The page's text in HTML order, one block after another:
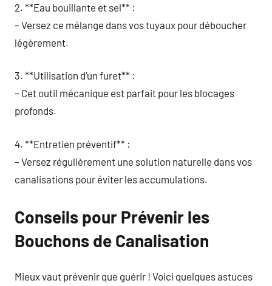
2. **Eau bouillante et sel** :
– Versez ce mélange dans vos tuyaux pour déboucher
légèrement.
3. **Utilisation d’un furet** :
– Cet outil mécanique est parfait pour les blocages
profonds.
4. **Entretien préventif** :
– Versez régulièrement une solution naturelle dans vos
canalisations pour éviter les accumulations.
Conseils pour Prévenir les
Bouchons de Canalisation
Mieux vaut prévenir que guérir ! Voici quelques astuces